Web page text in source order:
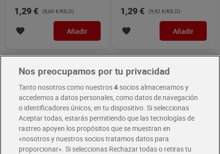
1,29 € (8,60 €/KILO)
Añadir
1,29 € (9,92 €/KILO)
Añadir
Nos preocupamos por tu privacidad
Tanto nosotros como nuestros4socios almacenamos y
accedemos a datos personales, como datos de navegación
o identificadores únicos, en tu dispositivo. Si seleccionas
Aceptar todas, estarás permitiendo que las tecnologías de
rastreo apoyen los propósitos que se muestran en
«nosotros y nuestros socios tratamos datos para
proporcionar». Si seleccionas Rechazar todas o retiras tu